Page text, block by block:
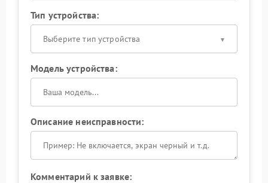
Тип устройства:
Выберите тип устройства
Модель устройства:
Описание неисправности:
Комментарий к заявке: